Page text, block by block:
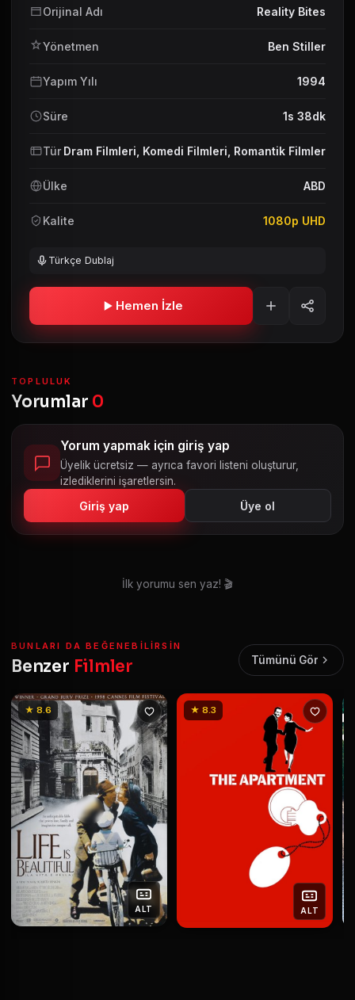
Orijinal Adı Reality Bites
Yönetmen Ben Stiller
Yapım Yılı 1994
Süre 1s 38dk
Tür Dram Filmleri, Komedi Filmleri, Romantik Filmler
Ülke ABD
Kalite 1080p UHD
Türkçe Dublaj
Hemen İzle
TOPLULUK
Yorumlar 0
Yorum yapmak için giriş yap
Üyelik ücretsiz — ayrıca favori listeni oluşturur,
izlediklerini işaretlersin.
Giriş yap Üye ol
İlk yorumu sen yaz! 🎬
BUNLARI DA BEĞENEBILIRSIN
Benzer Filmler Tümünü Gör
★ 8.6
ALT
★ 8.3
ALT